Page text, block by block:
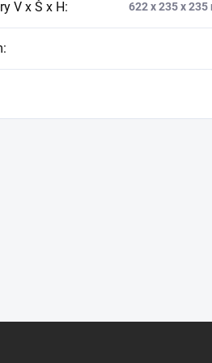
V x Š x H: 622 x 235 x 235
: